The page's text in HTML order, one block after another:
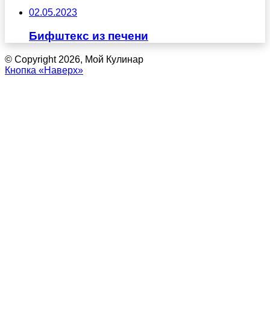
02.05.2023
Бифштекс из печени
© Copyright 2026, Мой Кулинар
Кнопка «Наверх»